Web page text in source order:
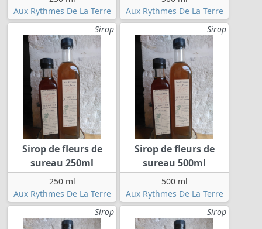
Aux Rythmes De La Terre
Aux Rythmes De La Terre
Sirop
Sirop de fleurs de
sureau 250ml
250 ml
Aux Rythmes De La Terre
Sirop
Sirop de fleurs de
sureau 500ml
500 ml
Aux Rythmes De La Terre
Sirop
Sirop